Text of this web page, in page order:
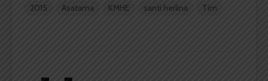
2015 Asatama KMHE santi herlina Tim